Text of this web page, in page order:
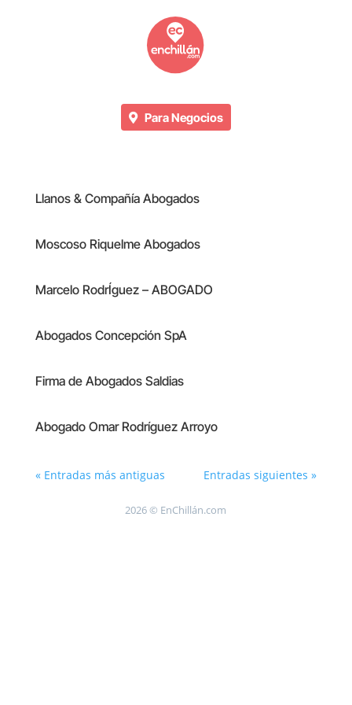
Para Negocios
Llanos & Compañía Abogados
Moscoso Riquelme Abogados
Marcelo RodrÍguez – ABOGADO
Abogados Concepción SpA
Firma de Abogados Saldias
Abogado Omar Rodríguez Arroyo
« Entradas más antiguas Entradas siguientes »
2026 © EnChillán.com